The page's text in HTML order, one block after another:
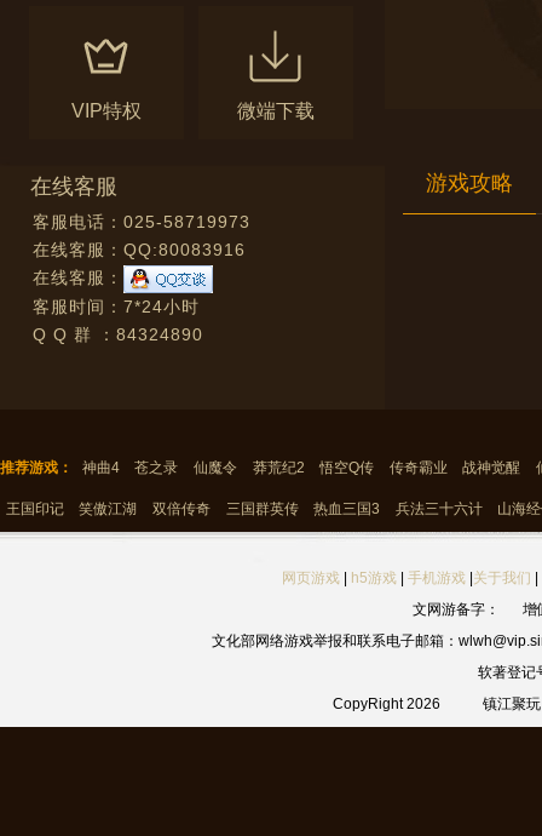
VIP特权 微端下载
在线客服
客服电话：025-58719973
在线客服： QQ:80083916
在线客服：
客服时间：7*24小时
Q Q 群 ：84324890
游戏攻略
推荐游戏： 神曲4 苍之录 仙魔令 莽荒纪2 悟空Q传 传奇霸业 战神觉醒
王国印记 笑傲江湖 双倍传奇 三国群英传 热血三国3 兵法三十六计 山海
网页游戏| h5游戏| 手机游戏| 关于我们
文网游备字：
增
文化部网络游戏举报和联系电子邮箱：
软著登记
CopyRight 2026
镇江聚